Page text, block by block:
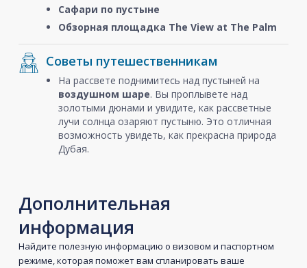
Сафари по пустыне
Обзорная площадка The View at The Palm
Советы путешественникам
На рассвете поднимитесь над пустыней на
воздушном шаре. Вы проплывете над
золотыми дюнами и увидите, как рассветные
лучи солнца озаряют пустыню. Это отличная
возможность увидеть, как прекрасна природа
Дубая.
Дополнительная
информация
Найдите полезную информацию о визовом и паспортном
режиме, которая поможет вам спланировать ваше